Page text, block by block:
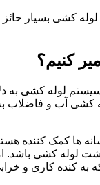
لوله کشی بسیار
کنیم؟
لوله کشی به
کشی آب و
ها کمک کننده
نشت لوله کشی
کنده کاری و